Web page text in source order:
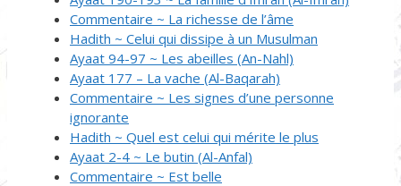
Commentaire ~ La richesse de l’âme
Hadith ~ Celui qui dissipe à un Musulman
Ayaat 94-97 ~ Les abeilles (An-Nahl)
Ayaat 177 – La vache (Al-Baqarah)
Commentaire ~ Les signes d’une personne
ignorante
Hadith ~ Quel est celui qui mérite le plus
Ayaat 2-4 ~ Le butin (Al-Anfal)
Commentaire ~ Est belle